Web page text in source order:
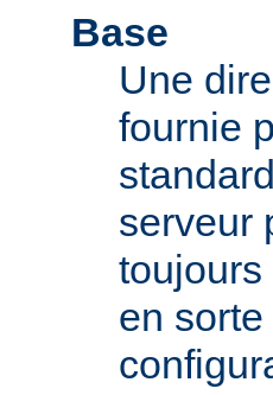
Base
Une
fournie
serveur
en